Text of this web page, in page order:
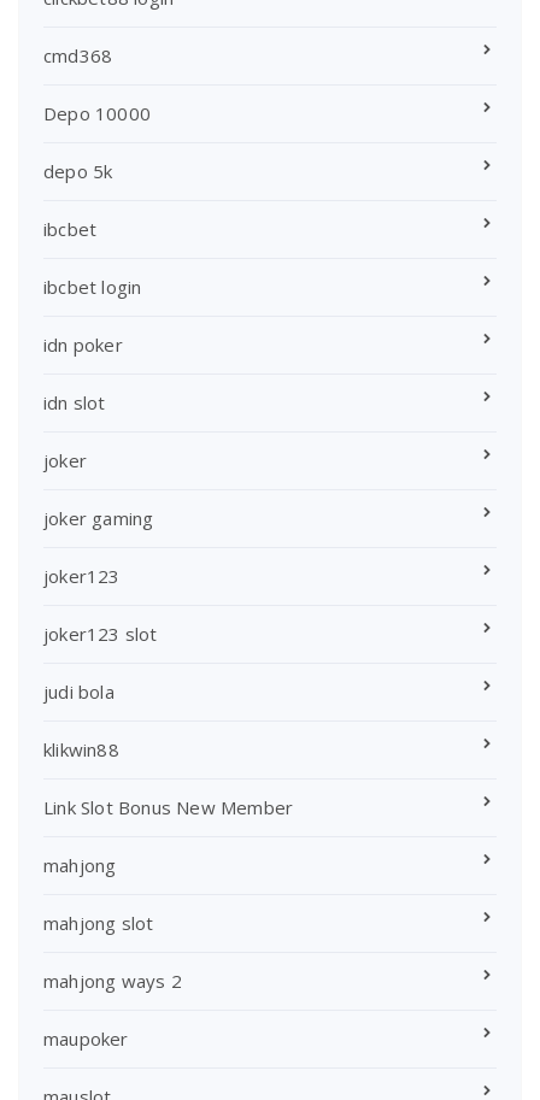
cmd368
Depo 10000
depo 5k
ibcbet
ibcbet login
idn poker
idn slot
joker
joker gaming
joker123
joker123 slot
judi bola
klikwin88
Link Slot Bonus New Member
mahjong
mahjong slot
mahjong ways 2
maupoker